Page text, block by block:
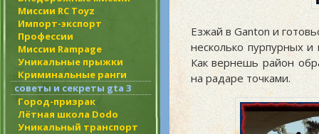
Миссии RC Toyz
Импорт-экспорт
Профессии
Миссии Rampage
Уникальные прыжки
Криминальные ранги
советы и секреты gta 3
Город-призрак
Лётная школа Dodo
Уникальный транспорт
Езжай в Ganton и
несколько пурпурных
Как вернешь район
на радаре точками.